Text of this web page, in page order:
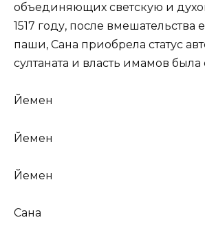
объединяющих светскую и
1517 году, после вмешательства
паши, Сана приобрела статус
султаната и власть имамов была
Йемен
Йемен
Йемен
Сана